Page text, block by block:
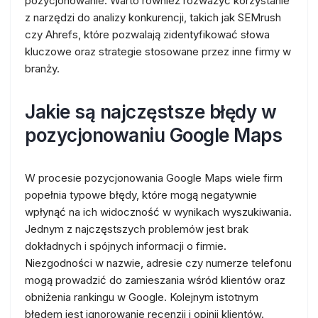
z narzędzi do analizy konkurencji, takich jak SEMrush
czy Ahrefs, które pozwalają zidentyfikować słowa
kluczowe oraz strategie stosowane przez inne firmy w
branży.
Jakie są najczęstsze błędy w
pozycjonowaniu Google Maps
W procesie pozycjonowania Google Maps wiele firm
popełnia typowe błędy, które mogą negatywnie
wpłynąć na ich widoczność w wynikach wyszukiwania.
Jednym z najczęstszych problemów jest brak
dokładnych i spójnych informacji o firmie.
Niezgodności w nazwie, adresie czy numerze telefonu
mogą prowadzić do zamieszania wśród klientów oraz
obniżenia rankingu w Google. Kolejnym istotnym
błędem jest ignorowanie recenzji i opinii klientów.